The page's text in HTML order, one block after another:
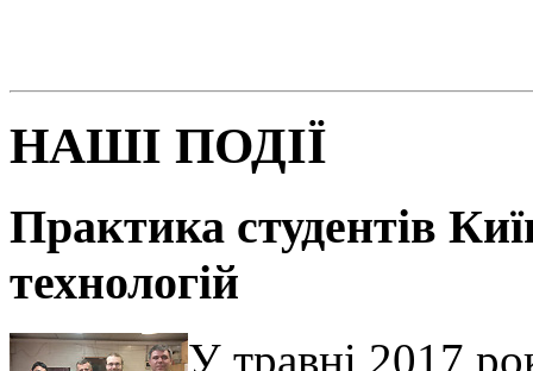
НАШІ ПОДІЇ
Практика студентів
технологій
У травні 2017